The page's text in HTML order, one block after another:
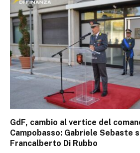
GdF, cambio al vertice del
Campobasso: Gabriele Sebaste
Francalberto Di Rubbo